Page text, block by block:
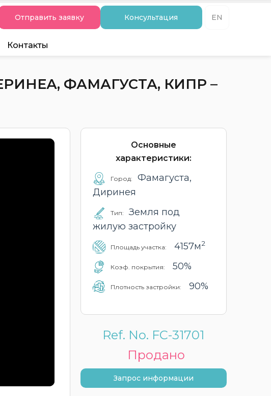
Отправить заявку Консультация EN
Контакты
ФАМАГУСТА, КИПР –
Основные
характеристики:
Город:
Фамагуста,
Диринея
Тип:
Земля под
жилую застройку
Площадь участка: 4157м2
Коэф. покрытия: 50%
Плотность застройки: 90%
Ref. No. FC-31701
Продано
Запрос информации